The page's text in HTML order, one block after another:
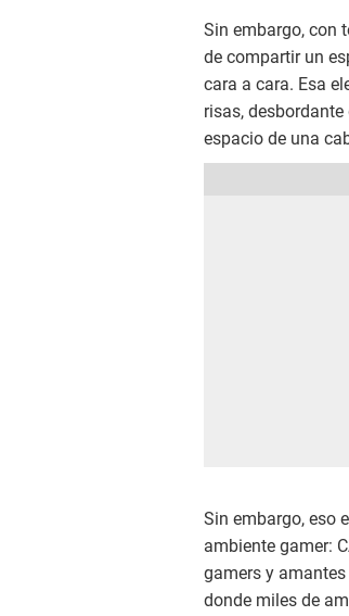
Sin embargo, con
de compartir un
cara a cara. Esa
risas,
espacio de una
Sin embargo, eso
ambiente gamer:
gamers y
donde miles de